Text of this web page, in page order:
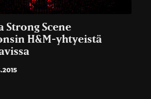
Strong Scene
H&M-yhtyeistä